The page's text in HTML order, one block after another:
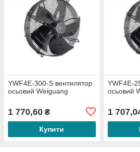
YWF4E-300-S вентилятор
осьовий Weiguang
1 770,60 ₴
Купити
YWF4E-
осьовий
1